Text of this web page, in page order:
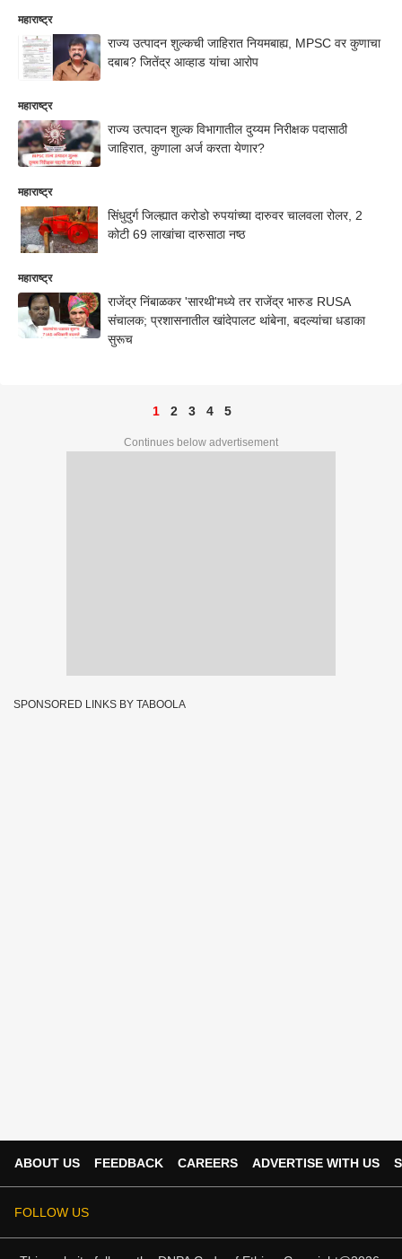
महाराष्ट्र
राज्य उत्पादन शुल्कची जाहिरात नियमबाह्य, MPSC वर कुणाचा
दबाब? जितेंद्र आव्हाड यांचा आरोप
महाराष्ट्र
राज्य उत्पादन शुल्क विभागातील दुय्यम निरीक्षक पदासाठी
जाहिरात, कुणाला अर्ज करता येणार?
महाराष्ट्र
सिंधुदुर्ग जिल्ह्यात करोडो रुपयांच्या दारुवर चालवला रोलर, 2
कोटी 69 लाखांचा दारुसाठा नष्ठ
महाराष्ट्र
राजेंद्र निंबाळकर 'सारथी'मध्ये तर राजेंद्र भारुड RUSA
संचालक; प्रशासनातील खांदेपालट थांबेना, बदल्यांचा धडाका
सुरूच
1 2 3 4 5
Continues below advertisement
SPONSORED LINKS BY TABOOLA
ABOUT US FEEDBACK CAREERS ADVERTISE WITH US
FOLLOW US